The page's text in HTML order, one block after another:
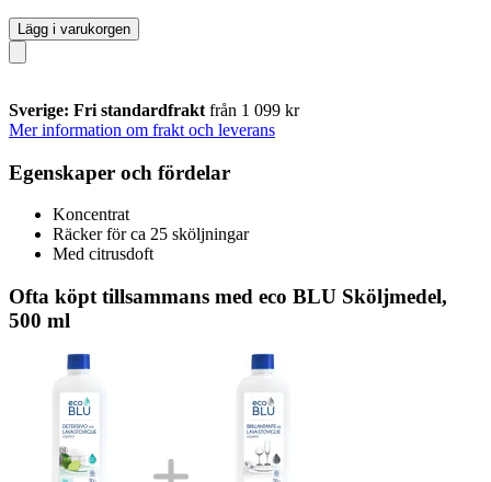
Lägg i varukorgen
Sverige: Fri standardfrakt från 1 099 kr
Mer information om frakt och leverans
Egenskaper och fördelar
Koncentrat
Räcker för ca 25 sköljningar
Med citrusdoft
Ofta köpt tillsammans med eco BLU Sköljmedel,
500 ml